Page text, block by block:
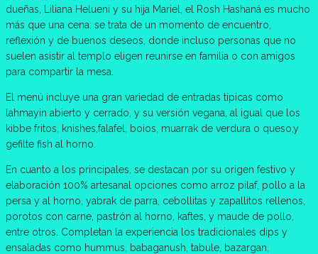
dueñas, Liliana Helueni y su hija Mariel, el Rosh Hashaná es mucho
más que una cena: se trata de un momento de encuentro,
reflexión y de buenos deseos, donde incluso personas que no
suelen asistir al templo eligen reunirse en familia o con amigos
para compartir la mesa.
El menú incluye una gran variedad de entradas típicas como
lahmayin abierto y cerrado, y su versión vegana, al igual que los
kibbe fritos, knishes,falafel, boios, muarrak de verdura o queso,y
gefilte fish al horno.
En cuanto a los principales, se destacan por su origen festivo y
elaboración 100% artesanal opciones como arroz pilaf, pollo a la
persa y al horno, yabrak de parra, cebollitas y zapallitos rellenos,
porotos con carne, pastrón al horno, kaftes, y maude de pollo,
entre otros. Completan la experiencia los tradicionales dips y
ensaladas como hummus, babaganush, tabule, bazargan,